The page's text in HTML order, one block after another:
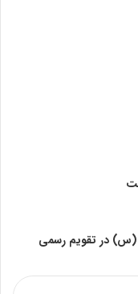
(س) در تقویم رسمی